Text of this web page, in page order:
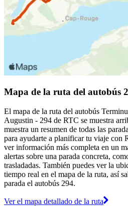
Mapa de la ruta del autobús
El mapa de la ruta del autobús
Augustin - 294 de RTC se muestra
muestra un resumen de todas las
para ayudarte a planificar tu viaje con
ver información más completa en un
alertas sobre una parada concreta,
trasladadas. También puedes ver la
tiempo real en el mapa de la ruta, así
parada el autobús 294.
Ver el mapa detallado de la ruta